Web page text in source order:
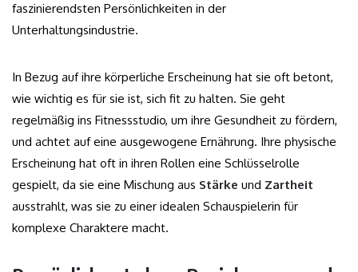
faszinierendsten Persönlichkeiten in der
Unterhaltungsindustrie.
In Bezug auf ihre körperliche Erscheinung hat sie oft betont,
wie wichtig es für sie ist, sich fit zu halten. Sie geht
regelmäßig ins Fitnessstudio, um ihre Gesundheit zu fördern,
und achtet auf eine ausgewogene Ernährung. Ihre physische
Erscheinung hat oft in ihren Rollen eine Schlüsselrolle
gespielt, da sie eine Mischung aus Stärke und Zartheit
ausstrahlt, was sie zu einer idealen Schauspielerin für
komplexe Charaktere macht.